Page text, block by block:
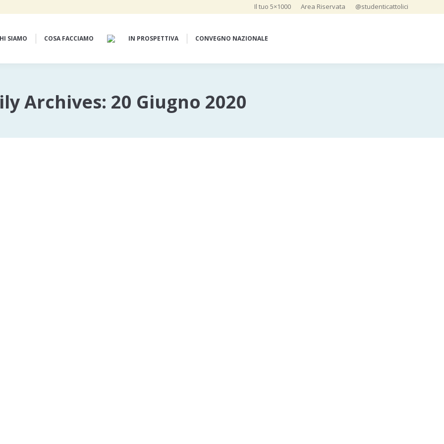
Il tuo 5×1000 Area Riservata @studenticattolici
SIAMO COSA FACCIAMO IN PROSPETTIVA CONVEGNO NAZIONALE
Archives: 20 Giugno 2020